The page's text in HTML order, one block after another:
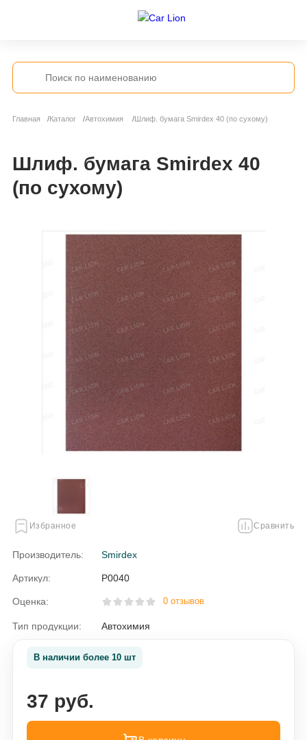
Главная Каталог Автохимия Шлиф. бумага Smirdex 40 (по сухому)
Шлиф. бумага Smirdex 40
(по сухому)
Избранное Сравнить
Производитель: Smirdex
Артикул: Р0040
Оценка: 0 отзывов
Тип продукции: Автохимия
В наличии более 10 шт
37 руб.